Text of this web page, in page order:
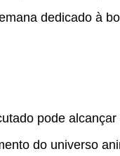
dedicado à
pode alcançar
do universo